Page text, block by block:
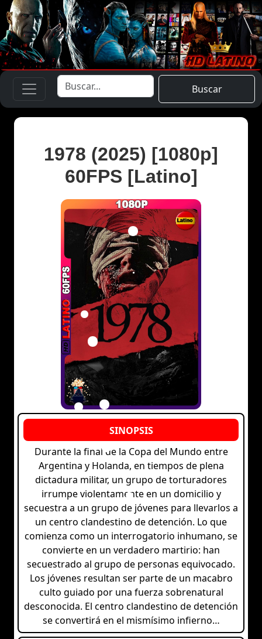
Buscar
1978 (2025) [1080p]
60FPS [Latino]
Durante la final de la Copa del Mundo entre
Argentina y Holanda, en tiempos de plena
dictadura militar, un grupo de torturadores
irrumpe violentamente en un domicilio y
secuestra a un grupo de jóvenes para llevarlos a
un centro clandestino de detención. Lo que
comienza como un interrogatorio inhumano, se
convierte en un verdadero martirio: han
secuestrado al grupo de personas equivocado.
Los jóvenes resultan ser parte de un macabro
culto guiado por una fuerza sobrenatural
desconocida. El centro clandestino de detención
se convertirá en el mismísimo infierno…